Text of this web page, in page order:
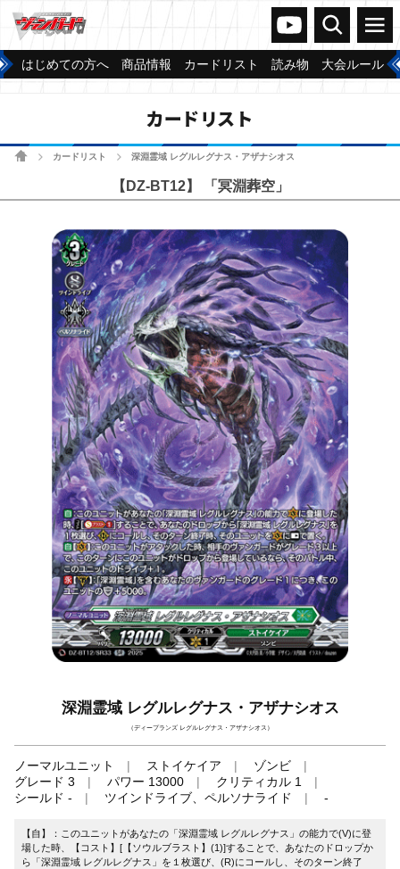
ヴァンガードch
検索 メニュー
はじめての方へ 商品情報 カードリスト 読み物 大会ルール
カードリスト
ホームカードリスト 深淵霊域 レグルレグナス・アザナシオス
【DZ-BT12】 「冥淵葬空」
深淵霊域 レグルレグナス・アザナシオス
（ディープランズ レグルレグナス・アザナシオス）
ノーマルユニット ストイケイア
ゾンビ
グレード 3
パワー 13000
クリティカル 1
シールド -
ツインドライブ、ペルソナライド -
【自】：このユニットがあなたの「深淵霊域 レグルレグナス」の能力で(V)に登
場した時、【コスト】[【ソウルブラスト】(1)]することで、あなたのドロップか
ら「深淵霊域 レグルレグナス」を１枚選び、(R)にコールし、そのターン終了